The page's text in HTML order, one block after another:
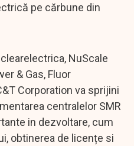
pe cărbune din
NuScale
& Gas, Fluor
Corporation va sprijini
centralelor SMR
in dezvoltare, cum
obtinerea de licențe si